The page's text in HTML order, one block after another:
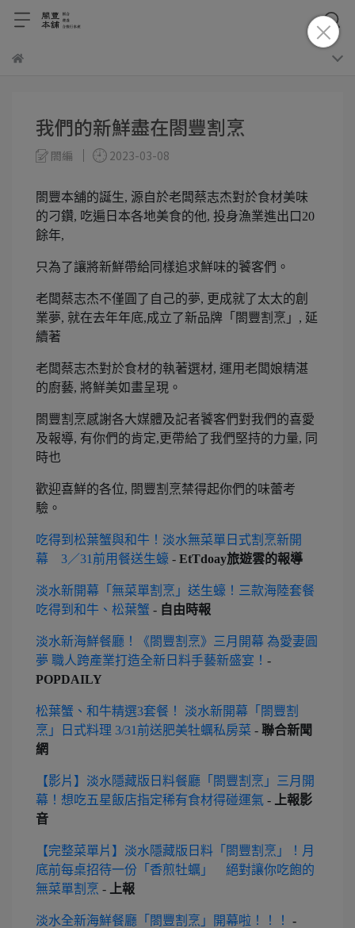
我們的新鮮盡在閤豐割烹
閤編 2023-03-08
閤豐本舖的誕生, 源自於老闆蔡志杰對於食材美味
的刁鑽, 吃遍日本各地美食的他, 投身漁業進出口20
餘年,
只為了讓將新鮮帶給同樣追求鮮味的饕客們。
老闆蔡志杰不僅圓了自己的夢, 更成就了太太的創
業夢, 就在去年年底,成立了新品牌「閤豐割烹」, 延
續著
老闆蔡志杰對於食材的執著選材, 運用老闆娘精湛
的廚藝, 將鮮美如畫呈現。
閤豐割烹感謝各大媒體及記者饕客們對我們的喜愛
及報導, 有你們的肯定,更帶給了我們堅持的力量, 同
時也
歡迎喜鮮的各位, 閤豐割烹禁得起你們的味蕾考
驗。
吃得到松葉蟹與和牛！淡水無菜單日式割烹新開
幕 3／31前用餐送生蠔 - EtTdoay旅遊雲的報導
淡水新開幕「無菜單割烹」送生蠔！三款海陸套餐
吃得到和牛、松葉蟹 - 自由時報
淡水新海鮮餐廳！《閤豐割烹》三月開幕 為愛妻圓
夢 職人跨產業打造全新日料手藝新盛宴！ -
POPDAILY
松葉蟹、和牛精選3套餐！ 淡水新開幕「閤豐割
烹」日式料理 3/31前送肥美牡蠣私房菜 - 聯合新聞
網
【影片】淡水隱藏版日料餐廳「閤豐割烹」三月開
幕！想吃五星飯店指定稀有食材得碰運氣 -
上報影
音
【完整菜單片】淡水隱藏版日料「閤豐割烹」！月
底前每桌招待一份「香煎牡蠣」 絕對讓你吃飽的
無菜單割烹 - 上報
淡水全新海鮮餐廳「閤豐割烹」開幕啦！！！
-